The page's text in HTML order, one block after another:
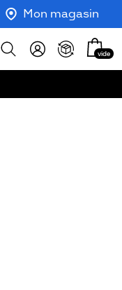
Mon magasin
Afficher
Mon
panier
vide